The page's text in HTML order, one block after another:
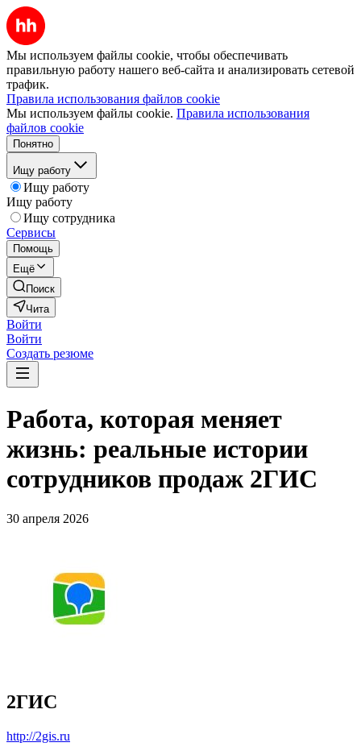
Мы используем файлы cookie, чтобы обеспечивать
правильную работу нашего веб-сайта и анализировать сетевой
трафик.
Правила использования файлов cookie
Мы используем файлы cookie. Правила использования
файлов cookie
Понятно
Ищу работу
Ищу работу
Ищу работу
Ищу сотрудника
Сервисы
Помощь
Ещё
Поиск
Чита
Войти
Войти
Создать резюме
Работа, которая меняет
жизнь: реальные истории
сотрудников продаж 2ГИС
30 апреля 2026
2ГИС
http://2gis.ru